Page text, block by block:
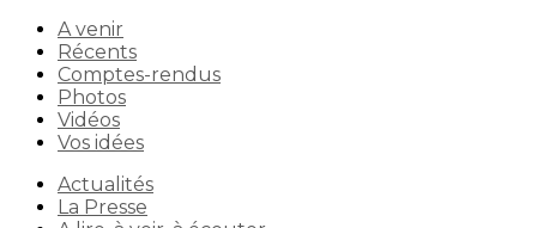
A venir
Récents
Comptes-rendus
Photos
Vidéos
Vos idées
Actualités
La Presse